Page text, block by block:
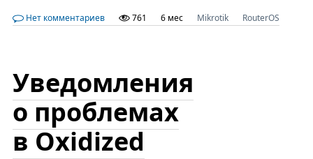
Нет комментариев 761 6 мес Mikrotik RouterOS
Уведомления
о проблемах
в Oxidized